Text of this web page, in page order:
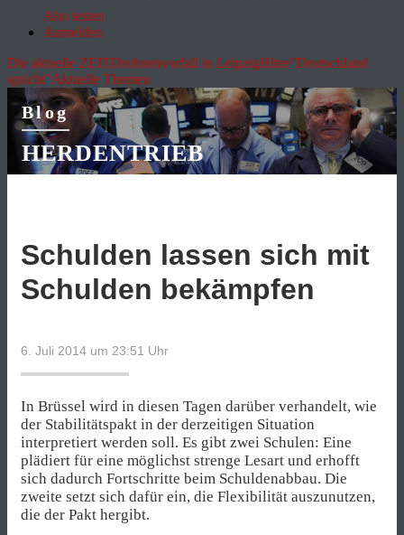
Abo testen
Anmelden
Die aktuelle ZEITDrohnenvorfall in LeipzigHitze"Deutschland
spricht"Aktuelle Themen
Blog
HERDENTRIEB
Schulden lassen sich mit
Schulden bekämpfen
6. Juli 2014 um 23:51 Uhr
In Brüssel wird in diesen Tagen darüber verhandelt, wie
der Stabilitätspakt in der derzeitigen Situation
interpretiert werden soll. Es gibt zwei Schulen: Eine
plädiert für eine möglichst strenge Lesart und erhofft
sich dadurch Fortschritte beim Schuldenabbau. Die
zweite setzt sich dafür ein, die Flexibilität auszunutzen,
die der Pakt hergibt.